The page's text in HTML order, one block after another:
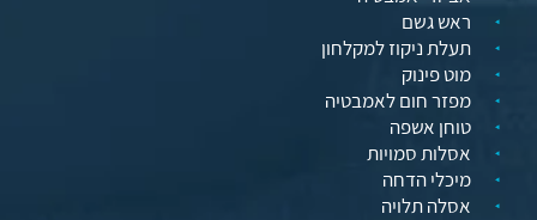
ראש גשם
תעלת ניקוז למקלחון
מוט פינוק
מפזר חום לאמבטיה
טוחן אשפה
אסלות סמויות
מיכלי הדחה
אסלה תלויה